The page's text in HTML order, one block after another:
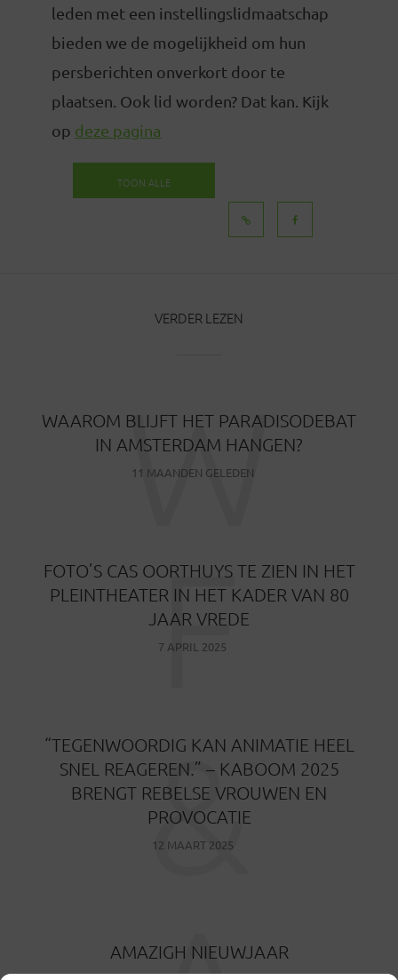
leden met een instellingslidmaatschap
bieden we de mogelijkheid om hun
persberichten onverkort door te
plaatsen. Ook lid worden? Dat kan. Kijk
op deze pagina
TOON ALLE
VERDER LEZEN
WAAROM BLIJFT HET PARADISODEBAT
IN AMSTERDAM HANGEN?
11 MAANDEN GELEDEN
W
FOTO’S CAS OORTHUYS TE ZIEN IN HET
PLEINTHEATER IN HET KADER VAN 80
JAAR VREDE
7 APRIL 2025
F
“TEGENWOORDIG KAN ANIMATIE HEEL
SNEL REAGEREN.” – KABOOM 2025
BRENGT REBELSE VROUWEN EN
PROVOCATIE
12 MAART 2025
&
AMAZIGH NIEUWJAAR